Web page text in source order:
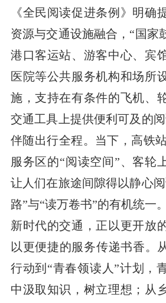
《全民阅读促进条例》明确
资源与交通设施融合，“国家
港口客运站、游客中心、宾
医院等公共服务机构和场所
施，支持在有条件的飞机、
交通工具上提供便利可及的
伴随出行全程。当下，高铁站
服务区的“阅读空间”、客轮
让人们在旅途间隙得以静心
路”与“读万卷书”的有机统一。
新时代的交通，正以更开放
以更便捷的服务传递书香。
行动到“青春领读人”计划，
中汲取知识，树立理想；从